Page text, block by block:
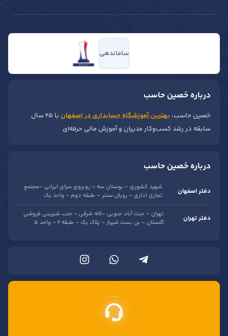
ساماندهی
درباره حَصین حاسب
حَصین حاسب، بهترین آموزشگاه حسابداری در اصفهان
با ۲۵ سال
سابقه در رشد کسب‌وکار مدیران و آموزش مالی حرفه‌ای
درباره حَصین حاسب
دفتر اصفهان
شهید کشوری – بوستان سه – روبروی سرای ایرانی -مجتمع
تجاری اداری – رویال سنتر – طبقه دوم – واحد یک
دفتر تهران
تهران – جنت آباد جنوبی -لاله شرقی – جنب شیرینی فروشی
گلستان – بن بست شیراز – پلاک یک – طبقه 2 – واحد 5